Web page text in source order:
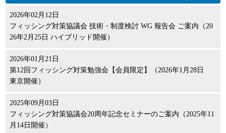
2026年02月12日
フィッシング対策協議会 技術・制度検討 WG 報告会 ご案内（20
26年2月25日 ハイブリッド開催）
2026年01月21日
第12回フィッシング対策勉強会【会員限定】（2026年1月28日
東京開催）
2025年09月03日
フィッシング対策協議会20周年記念セミナーのご案内（2025年11
月14日開催）